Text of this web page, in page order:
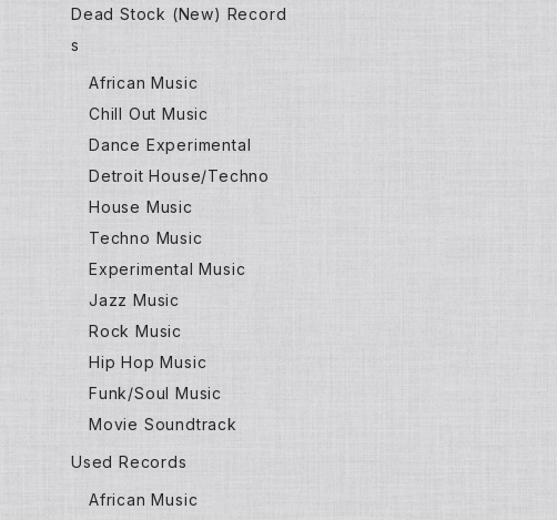
Dead Stock (New) Record
s
African Music
Chill Out Music
Dance Experimental
Detroit House/Techno
House Music
Techno Music
Experimental Music
Jazz Music
Rock Music
Hip Hop Music
Funk/Soul Music
Movie Soundtrack
Used Records
African Music